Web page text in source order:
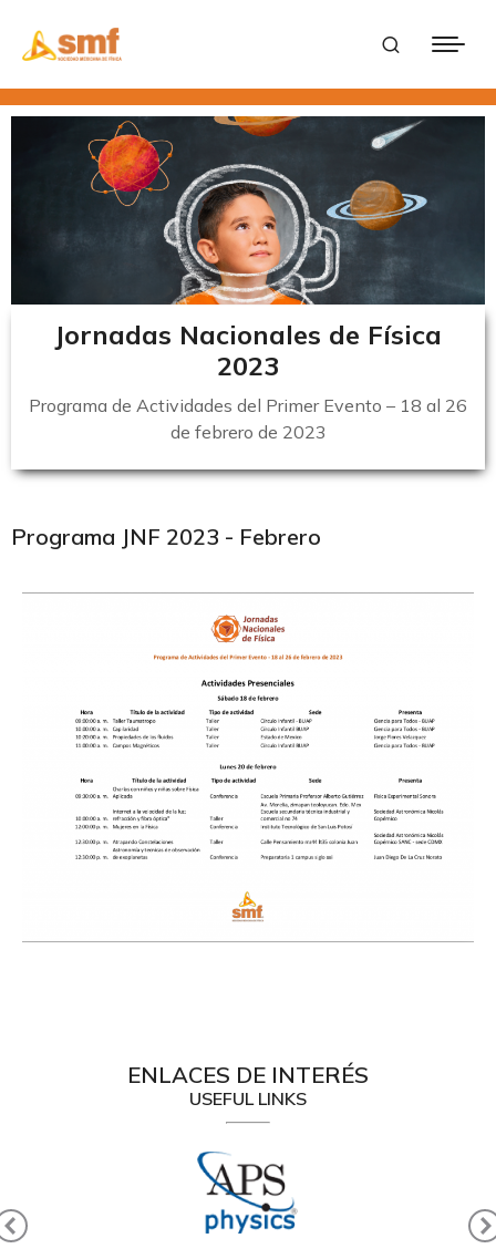
Jornadas Nacionales de Física
2023
Programa de Actividades del Primer Evento – 18 al 26
de febrero de 2023
Programa JNF 2023 - Febrero
ENLACES DE INTERÉS
USEFUL LINKS